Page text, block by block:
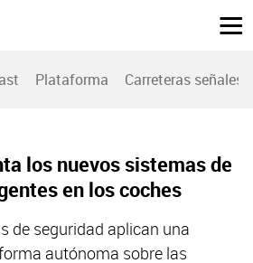
Plataforma Carreteras señales
los nuevos sistemas de
en los coches
de seguridad aplican una
autónoma sobre las